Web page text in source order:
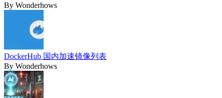
By Wonderhows
DockerHub 国内加速镜像列表
By Wonderhows